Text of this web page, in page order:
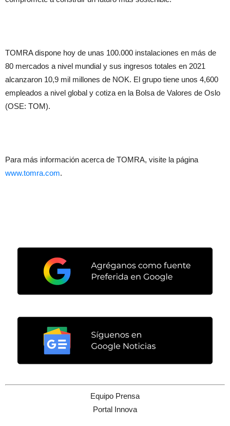
TOMRA dispone hoy de unas 100.000 instalaciones en más de
80 mercados a nivel mundial y sus ingresos totales en 2021
alcanzaron 10,9 mil millones de NOK. El grupo tiene unos 4,600
empleados a nivel global y cotiza en la Bolsa de Valores de Oslo
(OSE: TOM).
Para más información acerca de TOMRA, visite la página
www.tomra.com.
Equipo Prensa
Portal Innova